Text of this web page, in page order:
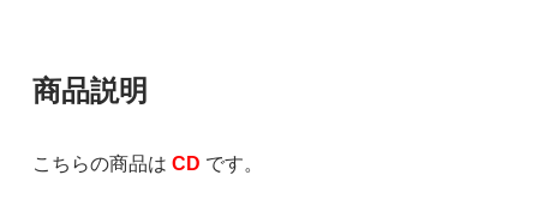
商品説明
こちらの商品は CD です。